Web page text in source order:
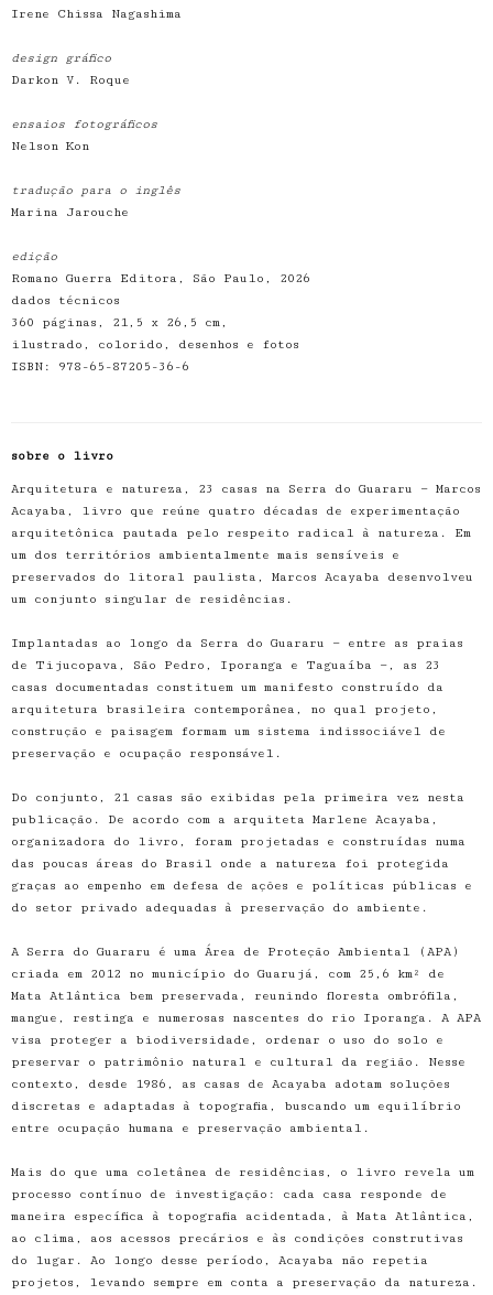
Irene Chissa Nagashima
design gráfico
Darkon V. Roque
ensaios fotográficos
Nelson Kon
tradução para o inglês
Marina Jarouche
edição
Romano Guerra Editora, São Paulo, 2026
dados técnicos
360 páginas, 21,5 x 26,5 cm,
ilustrado, colorido, desenhos e fotos
ISBN: 978-65-87205-36-6
sobre o livro
Arquitetura e natureza, 23 casas na Serra do Guararu — Marcos
Acayaba, livro que reúne quatro décadas de experimentação
arquitetônica pautada pelo respeito radical à natureza. Em
um dos territórios ambientalmente mais sensíveis e
preservados do litoral paulista, Marcos Acayaba desenvolveu
um conjunto singular de residências.
Implantadas ao longo da Serra do Guararu — entre as praias
de Tijucopava, São Pedro, Iporanga e Taguaíba —, as 23
casas documentadas constituem um manifesto construído da
arquitetura brasileira contemporânea, no qual projeto,
construção e paisagem formam um sistema indissociável de
preservação e ocupação responsável.
Do conjunto, 21 casas são exibidas pela primeira vez nesta
publicação. De acordo com a arquiteta Marlene Acayaba,
organizadora do livro, foram projetadas e construídas numa
das poucas áreas do Brasil onde a natureza foi protegida
graças ao empenho em defesa de ações e políticas públicas e
do setor privado adequadas à preservação do ambiente.
A Serra do Guararu é uma Área de Proteção Ambiental (APA)
criada em 2012 no município do Guarujá, com 25,6 km² de
Mata Atlântica bem preservada, reunindo floresta ombrófila,
mangue, restinga e numerosas nascentes do rio Iporanga. A APA
visa proteger a biodiversidade, ordenar o uso do solo e
preservar o patrimônio natural e cultural da região. Nesse
contexto, desde 1986, as casas de Acayaba adotam soluções
discretas e adaptadas à topografia, buscando um equilíbrio
entre ocupação humana e preservação ambiental.
Mais do que uma coletânea de residências, o livro revela um
processo contínuo de investigação: cada casa responde de
maneira específica à topografia acidentada, à Mata Atlântica,
ao clima, aos acessos precários e às condições construtivas
do lugar. Ao longo desse período, Acayaba não repetia
projetos, levando sempre em conta a preservação da natureza.